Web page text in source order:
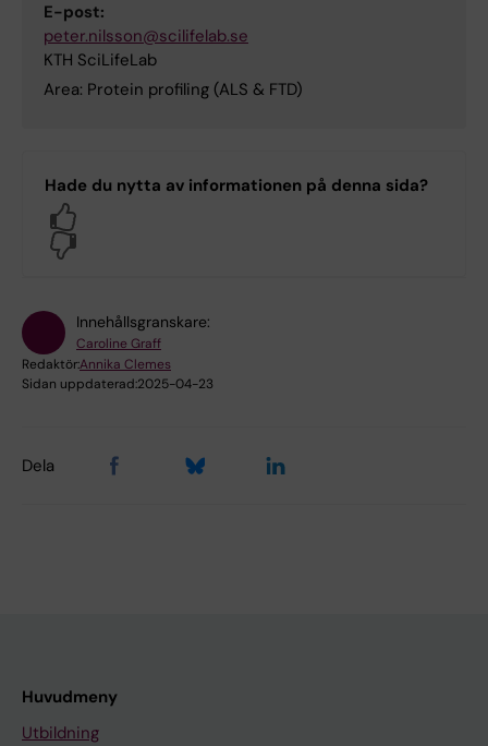
E-post:
peter.nilsson@scilifelab.se
KTH SciLifeLab
Area: Protein profiling (ALS & FTD)
Hade du nytta av informationen på denna sida?
Innehållsgranskare:
Caroline Graff
Redaktör:Annika Clemes
Sidan uppdaterad:2025-04-23
Dela
Huvudmeny
Utbildning